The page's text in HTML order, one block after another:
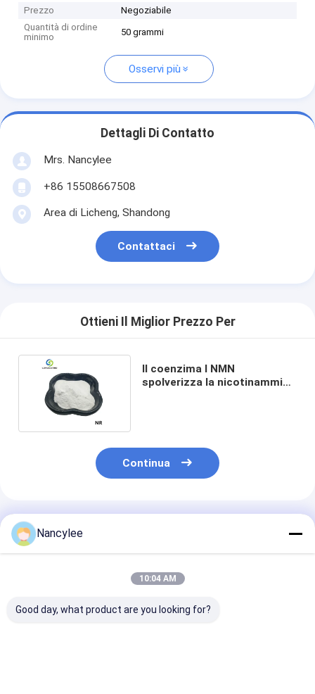
Prezzo
Negoziabile
Quantità di ordine
minimo
50 grammi
Osservi più
Dettagli Di Contatto
Mrs. Nancylee
+86 15508667508
Area di Licheng, Shandong
Contattaci
Ottieni Il Miglior Prezzo Per
Il coenzima I NMN
spolverizza la nicotinammide
Continua
Prodotti Raccomandati
Nancylee
10:04 AM
Good day, what product are you looking for?